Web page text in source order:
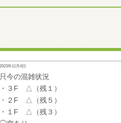
2023年11月4日
只今の混雑状況
・３F △（残１）
・２F △（残５）
・１F △（残３）